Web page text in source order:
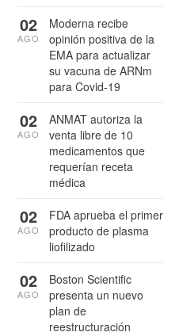
Moderna recibe
opinión positiva de la
EMA para actualizar
su vacuna de ARNm
para Covid-19
02
AGO
ANMAT autoriza la
venta libre de 10
medicamentos que
requerían receta
médica
02
AGO
FDA aprueba el primer
producto de plasma
liofilizado
02
AGO
Boston Scientific
presenta un nuevo
plan de
reestructuración
02
AGO